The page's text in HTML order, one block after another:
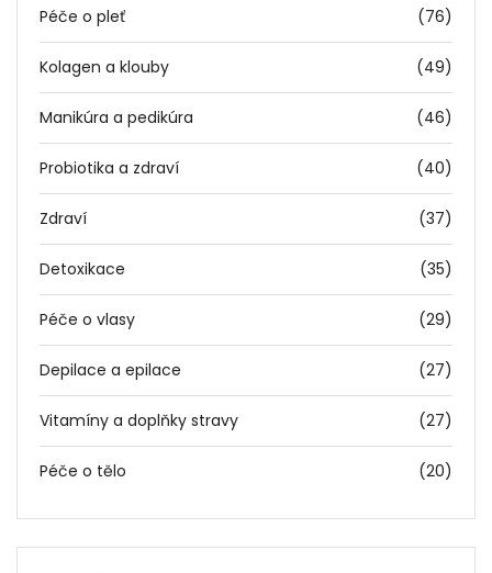
Péče o pleť (76)
Kolagen a klouby (49)
Manikúra a pedikúra (46)
Probiotika a zdraví (40)
Zdraví (37)
Detoxikace (35)
Péče o vlasy (29)
Depilace a epilace (27)
Vitamíny a doplňky stravy (27)
Péče o tělo (20)